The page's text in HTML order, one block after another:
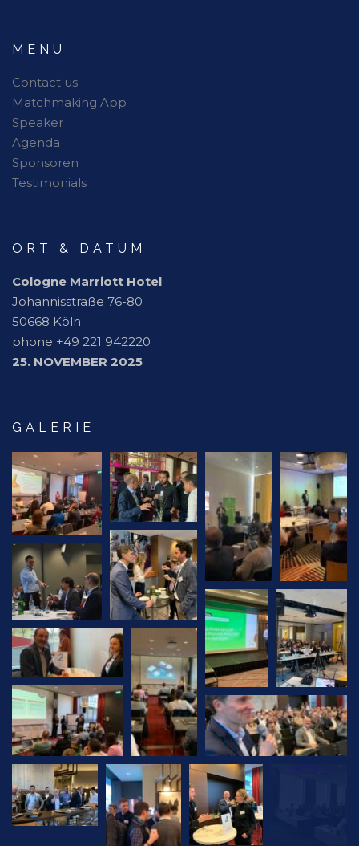
MENU
Contact us
Matchmaking App
Speaker
Agenda
Sponsoren
Testimonials
ORT & DATUM
Cologne Marriott Hotel
Johannisstraße 76-80
50668 Köln
phone +49 221 942220
25. NOVEMBER 2025
GALERIE